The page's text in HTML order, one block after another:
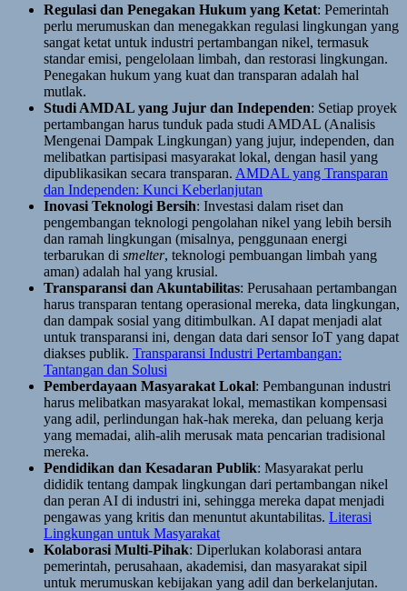
Regulasi dan Penegakan Hukum yang Ketat: Pemerintah
perlu merumuskan dan menegakkan regulasi lingkungan yang
sangat ketat untuk industri pertambangan nikel, termasuk
standar emisi, pengelolaan limbah, dan restorasi lingkungan.
Penegakan hukum yang kuat dan transparan adalah hal
mutlak.
Studi AMDAL yang Jujur dan Independen: Setiap proyek
pertambangan harus tunduk pada studi AMDAL (Analisis
Mengenai Dampak Lingkungan) yang jujur, independen, dan
melibatkan partisipasi masyarakat lokal, dengan hasil yang
dipublikasikan secara transparan. AMDAL yang Transparan
dan Independen: Kunci Keberlanjutan
Inovasi Teknologi Bersih: Investasi dalam riset dan
pengembangan teknologi pengolahan nikel yang lebih bersih
dan ramah lingkungan (misalnya, penggunaan energi
terbarukan di smelter, teknologi pembuangan limbah yang
aman) adalah hal yang krusial.
Transparansi dan Akuntabilitas: Perusahaan pertambangan
harus transparan tentang operasional mereka, data lingkungan,
dan dampak sosial yang ditimbulkan. AI dapat menjadi alat
untuk transparansi ini, dengan data dari sensor IoT yang dapat
diakses publik. Transparansi Industri Pertambangan:
Tantangan dan Solusi
Pemberdayaan Masyarakat Lokal: Pembangunan industri
harus melibatkan masyarakat lokal, memastikan kompensasi
yang adil, perlindungan hak-hak mereka, dan peluang kerja
yang memadai, alih-alih merusak mata pencarian tradisional
mereka.
Pendidikan dan Kesadaran Publik: Masyarakat perlu
dididik tentang dampak lingkungan dari pertambangan nikel
dan peran AI di industri ini, sehingga mereka dapat menjadi
pengawas yang kritis dan menuntut akuntabilitas. Literasi
Lingkungan untuk Masyarakat
Kolaborasi Multi-Pihak: Diperlukan kolaborasi antara
pemerintah, perusahaan, akademisi, dan masyarakat sipil
untuk merumuskan kebijakan yang adil dan berkelanjutan.